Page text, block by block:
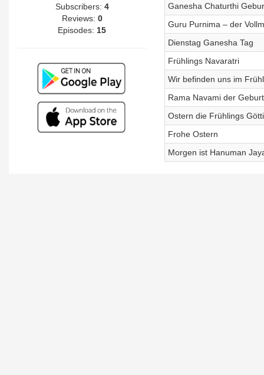
Subscribers: 4
Reviews: 0
Episodes: 15
Ganesha Chaturthi
Guru Purnima – der
Dienstag Ganesha Tag
Frühlings Navaratri
Wir befinden uns im
Rama Navami der
Ostern die Frühlings
Frohe Ostern
Morgen ist Hanuman